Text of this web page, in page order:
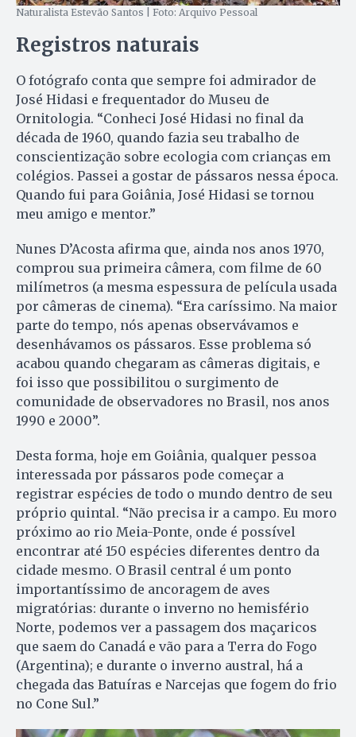
Naturalista Estevão Santos | Foto: Arquivo Pessoal
Registros naturais
O fotógrafo conta que sempre foi admirador de
José Hidasi e frequentador do Museu de
Ornitologia. “Conheci José Hidasi no final da
década de 1960, quando fazia seu trabalho de
conscientização sobre ecologia com crianças em
colégios. Passei a gostar de pássaros nessa época.
Quando fui para Goiânia, José Hidasi se tornou
meu amigo e mentor.”
Nunes D’Acosta afirma que, ainda nos anos 1970,
comprou sua primeira câmera, com filme de 60
milímetros (a mesma espessura de película usada
por câmeras de cinema). “Era caríssimo. Na maior
parte do tempo, nós apenas observávamos e
desenhávamos os pássaros. Esse problema só
acabou quando chegaram as câmeras digitais, e
foi isso que possibilitou o surgimento de
comunidade de observadores no Brasil, nos anos
1990 e 2000”.
Desta forma, hoje em Goiânia, qualquer pessoa
interessada por pássaros pode começar a
registrar espécies de todo o mundo dentro de seu
próprio quintal. “Não precisa ir a campo. Eu moro
próximo ao rio Meia-Ponte, onde é possível
encontrar até 150 espécies diferentes dentro da
cidade mesmo. O Brasil central é um ponto
importantíssimo de ancoragem de aves
migratórias: durante o inverno no hemisfério
Norte, podemos ver a passagem dos maçaricos
que saem do Canadá e vão para a Terra do Fogo
(Argentina); e durante o inverno austral, há a
chegada das Batuíras e Narcejas que fogem do frio
no Cone Sul.”